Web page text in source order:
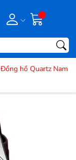
Đồng hồ Quartz Nam